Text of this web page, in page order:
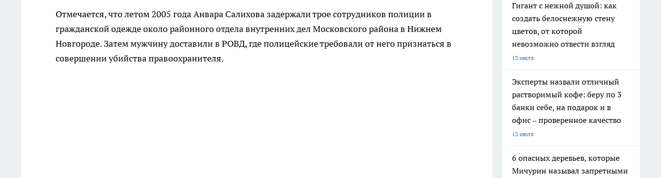
Отмечается, что летом 2005 года Анвара Салихова задержали трое сотрудников полиции в
гражданской одежде около районного отдела внутренних дел Московского района в Нижнем
Новгороде. Затем мужчину доставили в РОВД, где полицейские требовали от него признаться в
совершении убийства правоохранителя.
Гигант с нежной душой: как
создать белоснежную стену
цветов, от которой
невозможно отвести взгляд
13 июля
Эксперты назвали отличный
растворимый кофе: беру по 3
банки себе, на подарок и в
офис – проверенное качество
13 июля
6 опасных деревьев, которые
Мичурин называл запретными